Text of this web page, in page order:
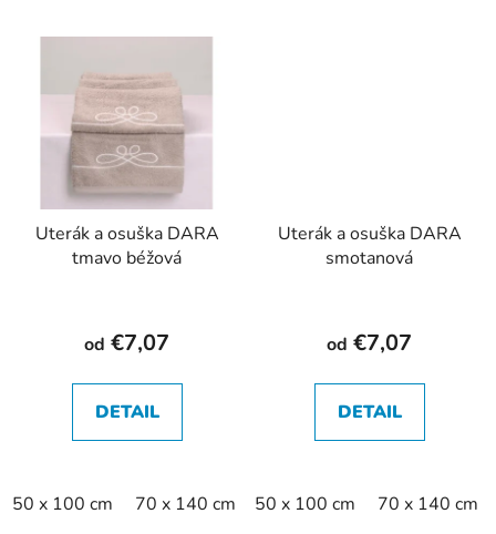
Uterák a osuška DARA
tmavo béžová
od €7,07
DETAIL
50 x 100 cm 70 x 140 cm
Uterák a osuška DARA
smotanová
od €7,07
DETAIL
50 x 100 cm 70 x 140 cm